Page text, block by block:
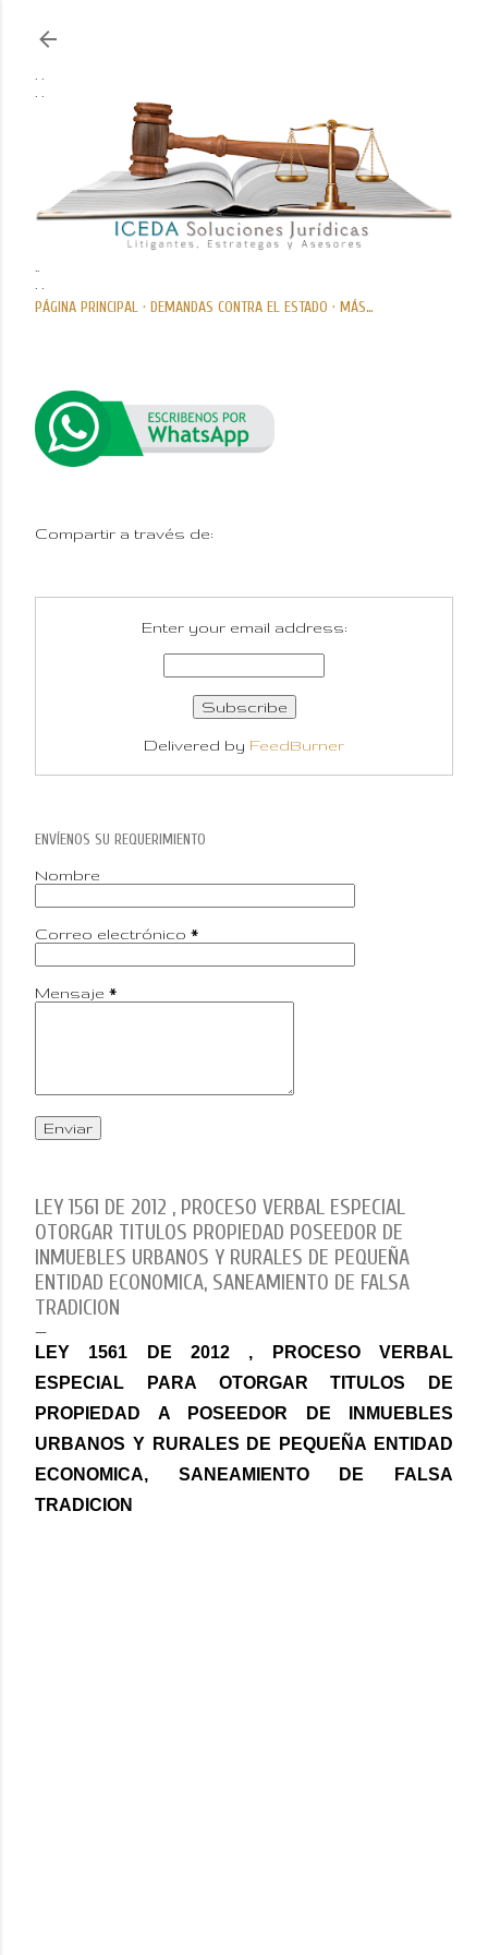
PÁGINA PRINCIPAL DEMANDAS CONTRA EL ESTADO MÁS…
Compartir a través de:
Enter your email address:
Delivered by FeedBurner
ENVÍENOS SU REQUERIMIENTO
Nombre
Correo electrónico *
Mensaje *
LEY 1561 DE 2012 , PROCESO VERBAL ESPECIAL
OTORGAR TITULOS PROPIEDAD POSEEDOR DE
INMUEBLES URBANOS Y RURALES DE PEQUEÑA
ENTIDAD ECONOMICA, SANEAMIENTO DE FALSA
TRADICION
LEY 1561 DE 2012 , PROCESO VERBAL
ESPECIAL PARA OTORGAR TITULOS DE
PROPIEDAD A POSEEDOR DE INMUEBLES
URBANOS Y RURALES DE PEQUEÑA ENTIDAD
ECONOMICA, SANEAMIENTO DE FALSA
TRADICION